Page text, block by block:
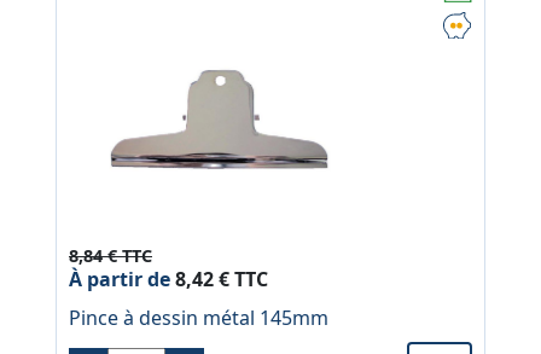
8,84 € TTC
À partir de8,42 € TTC
Pince à dessin métal 145mm